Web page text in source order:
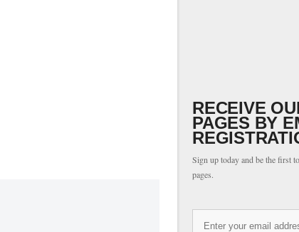
RECEIVE
PAGES BY
Sign up today and be the first
pages.